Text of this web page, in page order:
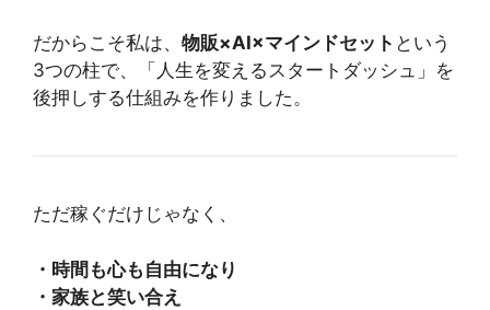
だからこそ私は、 物販×AI×マインドセット という
3つの柱で、「人生を変えるスタートダッシュ」を
後押しする仕組みを作りました。
ただ稼ぐだけじゃなく、
・時間も心も自由になり
・家族と笑い合え